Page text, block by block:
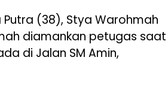
(38), Stya Warohmah
diamankan petugas saat
di Jalan SM Amin,